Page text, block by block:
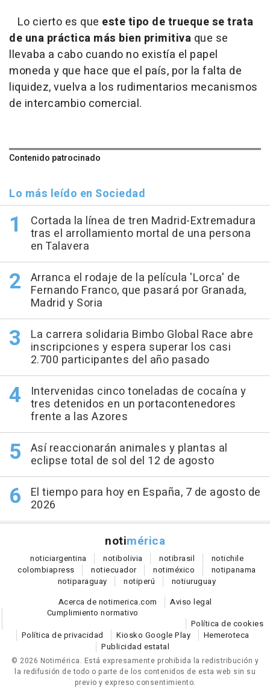
Lo cierto es que este tipo de trueque se trata
de una práctica más bien primitiva que se
llevaba a cabo cuando no existía el papel
moneda y que hace que el país, por la falta de
liquidez, vuelva a los rudimentarios mecanismos
de intercambio comercial.
Contenido patrocinado
Lo más leído en Sociedad
Cortada la línea de tren Madrid-Extremadura
tras el arrollamiento mortal de una persona
en Talavera
Arranca el rodaje de la película 'Lorca' de
Fernando Franco, que pasará por Granada,
Madrid y Soria
La carrera solidaria Bimbo Global Race abre
inscripciones y espera superar los casi
2.700 participantes del año pasado
Intervenidas cinco toneladas de cocaína y
tres detenidos en un portacontenedores
frente a las Azores
Así reaccionarán animales y plantas al
eclipse total de sol del 12 de agosto
El tiempo para hoy en España, 7 de agosto de
2026
notimérica
noticiargentina notibolivia notibrasil notichile
colombiapress notiecuador notiméxico notipanama
notiparaguay notiperú notiuruguay
Acerca de notimerica.com
Aviso legal
Cumplimiento normativo
Política de cookies
Política de privacidad
Kiosko Google Play
Hemeroteca
Publicidad estatal
© 2026 Notimérica. Está expresamente prohibida la redistribución y
la redifusión de todo o parte de los contenidos de esta web sin su
previo y expreso consentimiento.